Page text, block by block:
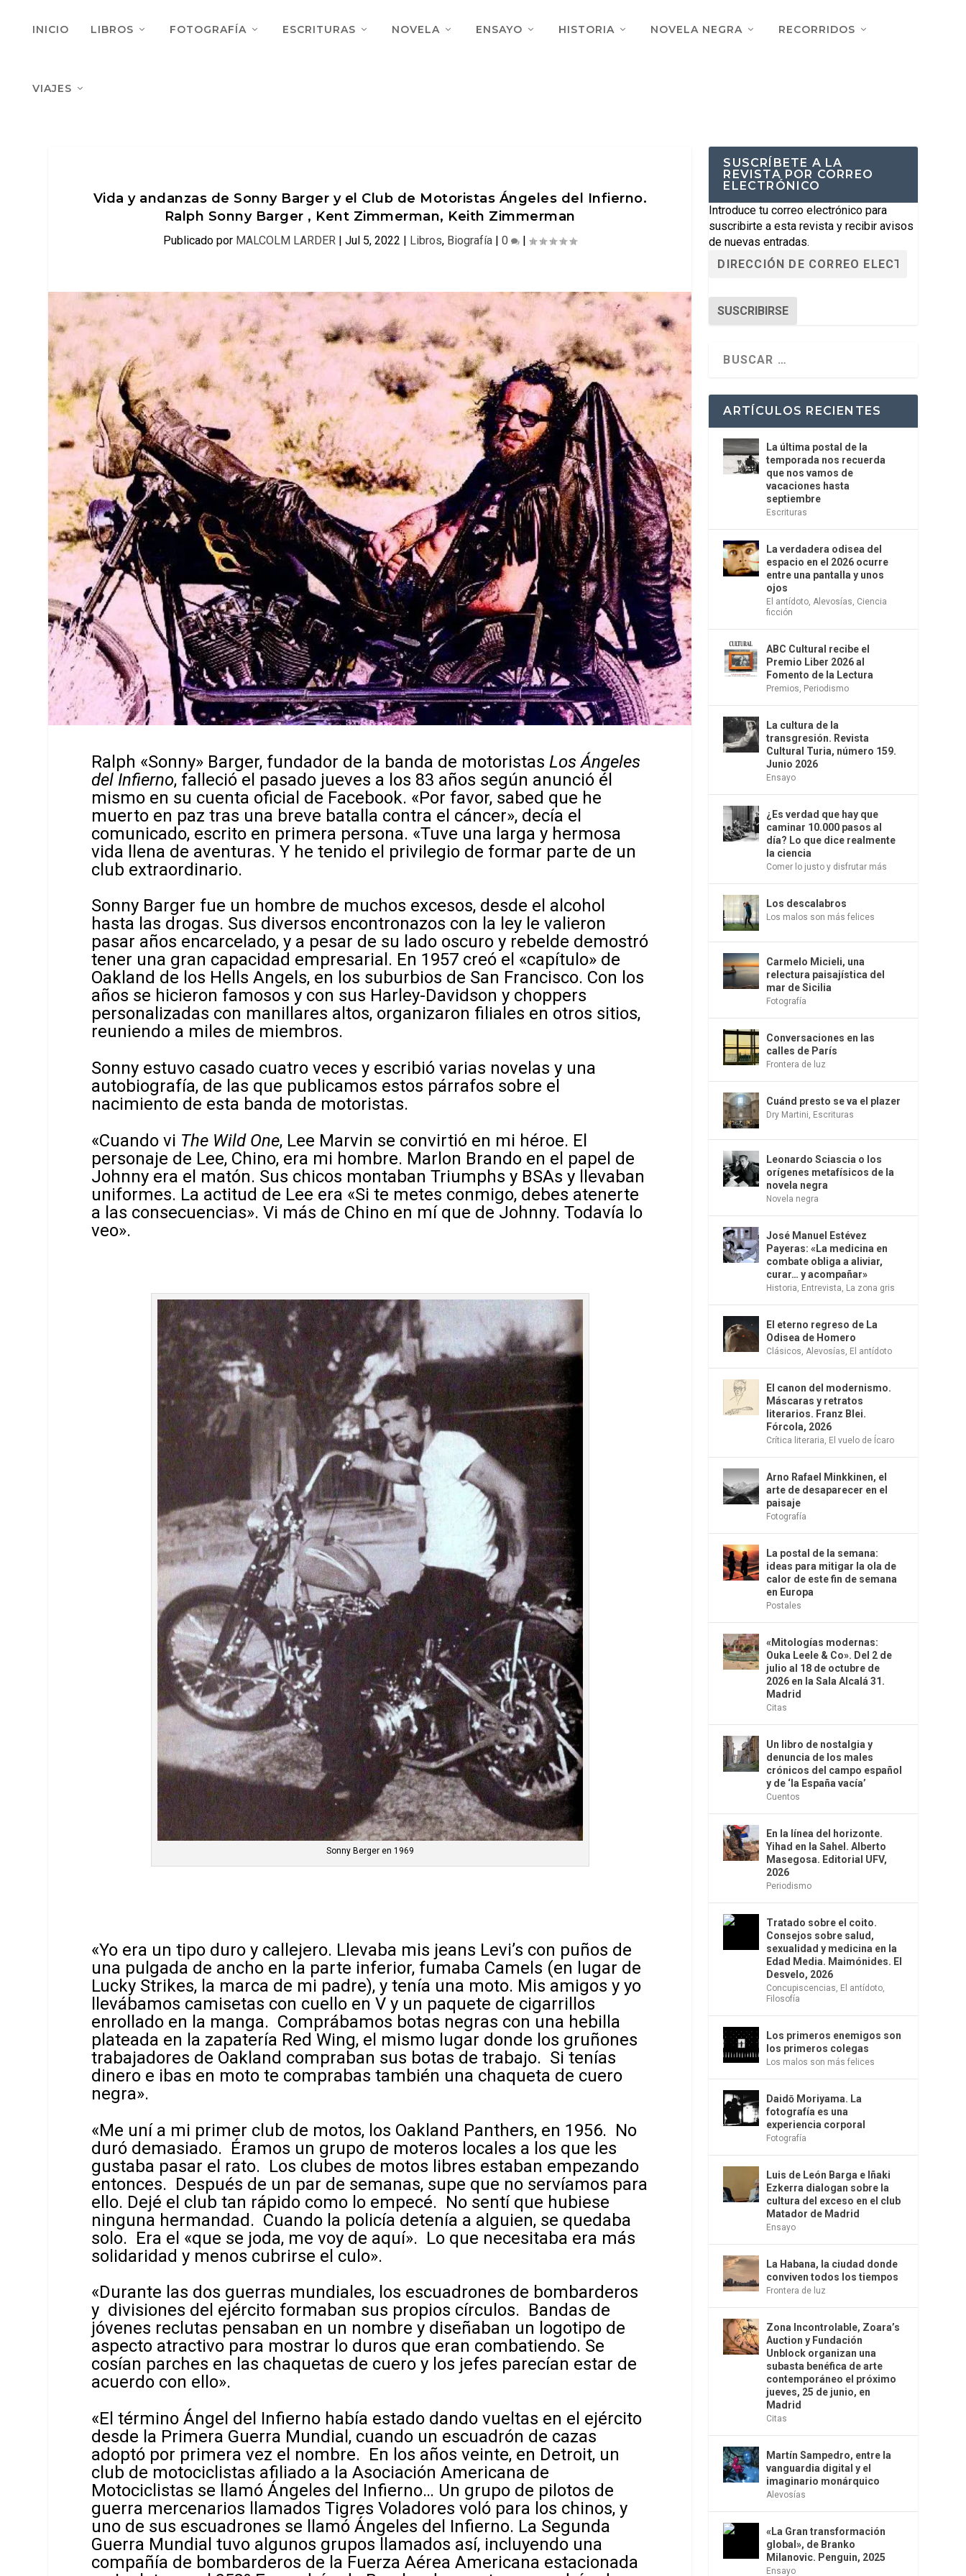
INICIO LIBROS FOTOGRAFÍA ESCRITURAS NOVELA ENSAYO HISTORIA NOVELA NEGRA RECORRIDOS
VIAJES
Vida y andanzas de Sonny Barger y el Club de Motoristas Ángeles del Infierno.
Ralph Sonny Barger , Kent Zimmerman, Keith Zimmerman
Publicado por MALCOLM LARDER |Jul 5, 2022 | Libros, Biografía |0 |
Ralph «Sonny» Barger, fundador de la banda de motoristasLos Ángeles
del Infierno, falleció el pasado jueves a los 83 años según anunció él
mismo en su cuenta oficial de Facebook. «Por favor, sabed que he
muerto en paz tras una breve batalla contra el cáncer», decía el
comunicado, escrito en primera persona. «Tuve una larga y hermosa
vida llena de aventuras. Y he tenido el privilegio de formar parte de un
club extraordinario.
Sonny Barger fue un hombre de muchos excesos, desde el alcohol
hasta las drogas. Sus diversos encontronazos con la ley le valieron
pasar años encarcelado, y a pesar de su lado oscuro y rebelde demostró
tener una gran capacidad empresarial. En 1957 creó el «capítulo» de
Oakland de los Hells Angels, en los suburbios de San Francisco. Con los
años se hicieron famosos y con sus Harley-Davidson y choppers
personalizadas con manillares altos, organizaron filiales en otros sitios,
reuniendo a miles de miembros.
Sonny estuvo casado cuatro veces y escribió varias novelas y una
autobiografía, de las que publicamos estos párrafos sobre el
nacimiento de esta banda de motoristas.
«Cuando vi The Wild One, Lee Marvin se convirtió en mi héroe. El
personaje de Lee, Chino, era mi hombre. Marlon Brando en el papel de
Johnny era el matón. Sus chicos montaban Triumphs y BSAs y llevaban
uniformes. La actitud de Lee era «Si te metes conmigo, debes atenerte
a las consecuencias». Vi más de Chino en mí que de Johnny. Todavía lo
veo».
Sonny Berger en 1969
«Yo era un tipo duro y callejero. Llevaba mis jeans Levi’s con puños de
una pulgada de ancho en la parte inferior, fumaba Camels (en lugar de
Lucky Strikes, la marca de mi padre), y tenía una moto. Mis amigos y yo
llevábamos camisetas con cuello en V y un paquete de cigarrillos
enrollado en la manga. Comprábamos botas negras con una hebilla
plateada en la zapatería Red Wing, el mismo lugar donde los gruñones
trabajadores de Oakland compraban sus botas de trabajo. Si tenías
dinero e ibas en moto te comprabas también una chaqueta de cuero
negra».
«Me uní a mi primer club de motos, los Oakland Panthers, en 1956. No
duró demasiado. Éramos un grupo de moteros locales a los que les
gustaba pasar el rato. Los clubes de motos libres estaban empezando
entonces. Después de un par de semanas, supe que no servíamos para
ello. Dejé el club tan rápido como lo empecé. No sentí que hubiese
ninguna hermandad. Cuando la policía detenía a alguien, se quedaba
solo. Era el «que se joda, me voy de aquí». Lo que necesitaba era más
solidaridad y menos cubrirse el culo».
«Durante las dos guerras mundiales, los escuadrones de bombarderos
y divisiones del ejército formaban sus propios círculos. Bandas de
jóvenes reclutas pensaban en un nombre y diseñaban un logotipo de
aspecto atractivo para mostrar lo duros que eran combatiendo. Se
cosían parches en las chaquetas de cuero y los jefes parecían estar de
acuerdo con ello».
«El término Ángel del Infierno había estado dando vueltas en el ejército
desde la Primera Guerra Mundial, cuando un escuadrón de cazas
adoptó por primera vez el nombre. En los años veinte, en Detroit, un
club de motociclistas afiliado a la Asociación Americana de
Motociclistas se llamó Ángeles del Infierno… Un grupo de pilotos de
guerra mercenarios llamados Tigres Voladores voló para los chinos, y
uno de sus escuadrones se llamó Ángeles del Infierno. La Segunda
Guerra Mundial tuvo algunos grupos llamados así, incluyendo una
compañía de bombarderos de la Fuerza Aérea Americana estacionada
SUSCRÍBETE A LA
REVISTA POR CORREO
ELECTRÓNICO
Introduce tu correo electrónico para
suscribirte a esta revista y recibir avisos
de nuevas entradas.
SUSCRIBIRSE
ARTÍCULOS RECIENTES
La última postal de la
temporada nos recuerda
que nos vamos de
vacaciones hasta
septiembre
Escrituras
La verdadera odisea del
espacio en el 2026 ocurre
entre una pantalla y unos
ojos
El antídoto Alevosías Ciencia
ficción
ABC Cultural recibe el
Premio Liber 2026 al
Fomento de la Lectura
Premios Periodismo
La cultura de la
transgresión. Revista
Cultural Turia, número 159.
Junio 2026
Ensayo
¿Es verdad que hay que
caminar 10.000 pasos al
día? Lo que dice realmente
la ciencia
Comer lo justo y disfrutar más
Los descalabros
Los malos son más felices
Carmelo Micieli, una
relectura paisajística del
mar de Sicilia
Fotografía
Conversaciones en las
calles de París
Frontera de luz
Cuánd presto se va el plazer
Dry Martini Escrituras
Leonardo Sciascia o los
orígenes metafísicos de la
novela negra
Novela negra
José Manuel Estévez
Payeras: «La medicina en
combate obliga a aliviar,
curar… y acompañar»
Historia Entrevista La zona gris
El eterno regreso de La
Odisea de Homero
Clásicos Alevosías El antídoto
El canon del modernismo.
Máscaras y retratos
literarios. Franz Blei.
Fórcola, 2026
Crítica literaria El vuelo de Ícaro
Arno Rafael Minkkinen, el
arte de desaparecer en el
paisaje
Fotografía
La postal de la semana:
ideas para mitigar la ola de
calor de este fin de semana
en Europa
Postales
«Mitologías modernas:
Ouka Leele & Co». Del 2 de
julio al 18 de octubre de
2026 en la Sala Alcalá 31.
Madrid
Citas
Un libro de nostalgia y
denuncia de los males
crónicos del campo español
y de ‘la España vacía’
Cuentos
En la línea del horizonte.
Yihad en la Sahel. Alberto
Masegosa. Editorial UFV,
2026
Periodismo
Tratado sobre el coito.
Consejos sobre salud,
sexualidad y medicina en la
Edad Media. Maimónides. El
Desvelo, 2026
Concupiscencias El antídoto
Filosofía
Los primeros enemigos son
los primeros colegas
Los malos son más felices
Daidō Moriyama. La
fotografía es una
experiencia corporal
Fotografía
Luis de León Barga e Iñaki
Ezkerra dialogan sobre la
cultura del exceso en el club
Matador de Madrid
Ensayo
La Habana, la ciudad donde
conviven todos los tiempos
Frontera de luz
Zona Incontrolable, Zoara’s
Auction y Fundación
Unblock organizan una
subasta benéfica de arte
contemporáneo el próximo
jueves, 25 de junio, en
Madrid
Citas
Martín Sampedro, entre la
vanguardia digital y el
imaginario monárquico
Alevosías
«La Gran transformación
global», de Branko
Milanovic. Penguin, 2025
Ensayo